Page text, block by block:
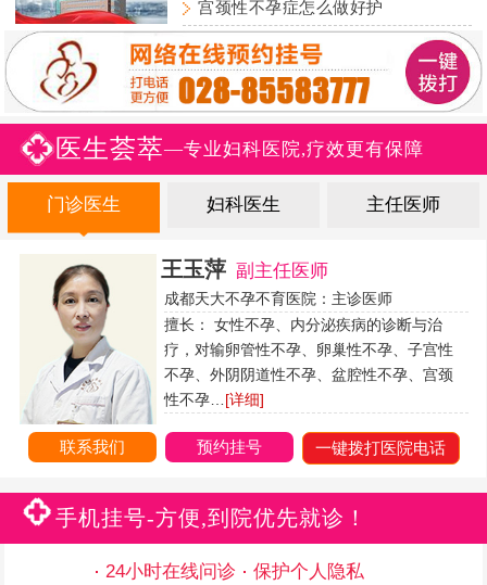
宫颈性不孕症怎么做好护
医生荟萃—专业妇科医院,疗效更有保障
门诊医生 妇科医生 主任医师
王玉萍 副主任医师
成都天大不孕不育医院：主诊医师
擅长： 女性不孕、内分泌疾病的诊断与治
疗，对输卵管性不孕、卵巢性不孕、子宫性
不孕、外阴阴道性不孕、盆腔性不孕、宫颈
性不孕… [详细]
联系我们 预约挂号 一键拨打医院电话
手机挂号-方便,到院优先就诊！
24小时在线问诊
保护个人隐私